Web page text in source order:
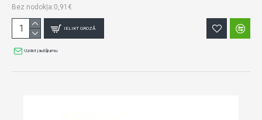
Bez nodokļa:0,91€
IELIKT GROZĀ
Uzdot jautājumu